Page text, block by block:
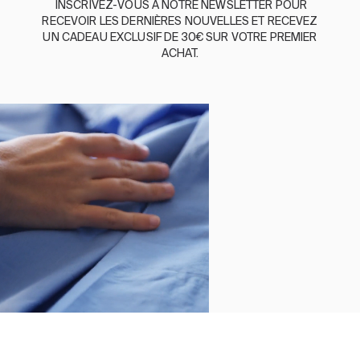
Sélectionner la taille
BASSOLS
©2026 COPYRIGHT © 2013-PRESENT MAGENTO, INC. ALL
RIGHTS RESERVED.
TERMES ET CONDITIONS POLITIQUE DE CONFIDENTIALITÉ
SUIVEZ-NOUS
INSCRIVEZ-VOUS À NOTRE NEWSLETTER POUR
RECEVOIR LES DERNIÈRES NOUVELLES ET RECEVEZ
UN CADEAU EXCLUSIF DE 30€SUR VOTRE PREMIER
ACHAT.